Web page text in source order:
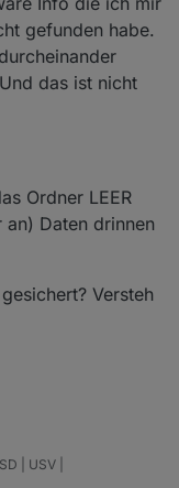
Ahnung, ob
... keine Ahnung, ob
aufgetreten
Weise
auf.
oder jedes
und das
hier nicht so ein
ins Forum.
gefunden habe.
das ist nicht
Ordner LEER
Daten drinnen
Versteh
| USV |